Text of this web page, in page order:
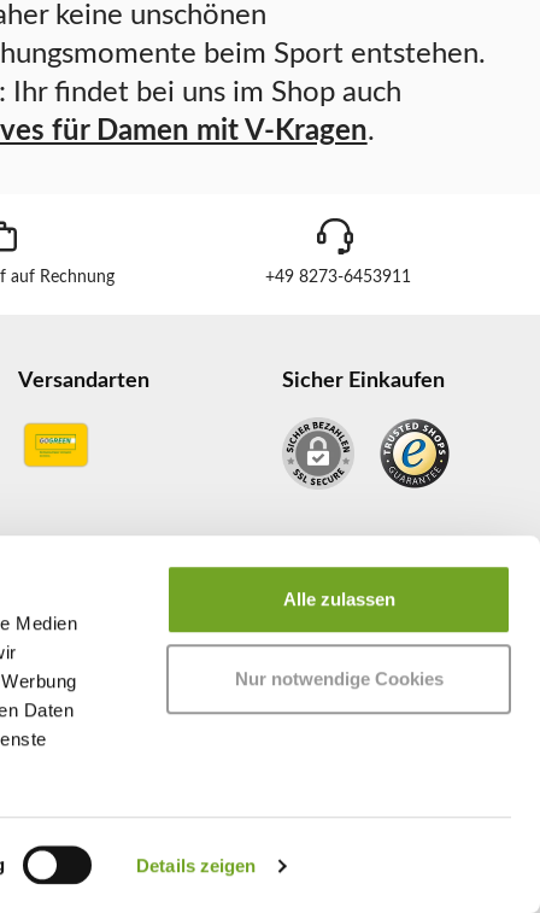
Medien
Daten
Details zeigen
Alle zulassen
Nur notwendige Cookies
keine unschönen
beim Sport entstehen.
Ihr findet bei uns im Shop auch
für Damen mit V-Kragen.
auf Rechnung +49 8273-6453911
Versandarten Sicher Einkaufen
anders angegeben.